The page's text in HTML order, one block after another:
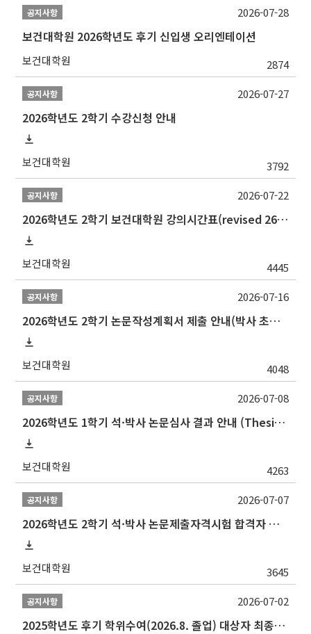
공지사항
보건대학원 2026학년도 후기 신입생 오리엔테이션
보건대학원 2874
2026-07-28
공지사항
2026학년도 2학기 수강신청 안내
보건대학원 3792
2026-07-27
공지사항
2026학년도 2학기 보건대학원 강의시간표(revised 260803)(2026 2nd SEMESTER SNU GSPH TIMETABLE)
보건대학원 4445
2026-07-22
공지사항
2026학년도 2학기 논문작성계획서 제출 안내(박사 초심 일정 포함)_Thesis Proposal
보건대학원 4048
2026-07-16
공지사항
2026학년도 1학기 석·박사 논문심사 결과 안내 (Thesis Defense Result)
보건대학원 4263
2026-07-08
공지사항
2026학년도 2학기 석·박사 논문제출자격시험 합격자 공고(TSQ Exam Result)
보건대학원 3645
2026-07-07
공지사항
2025학년도 후기 학위수여(2026.8. 졸업) 대상자 최종인준 논문 제출 안내
2026-07-02